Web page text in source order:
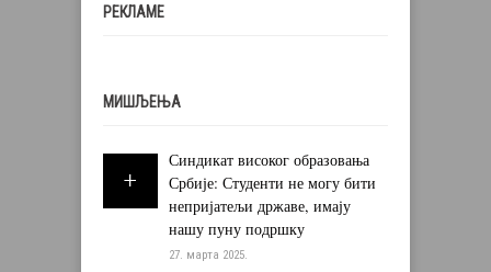
РЕКЛАМЕ
МИШЉЕЊА
Синдикат високог образовања
Србије: Студенти не могу бити
непријатељи државе, имају
нашу пуну подршку
27. марта 2025.